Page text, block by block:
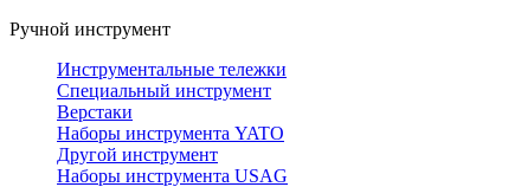
Ручной инструмент
Инструментальные тележки
Специальный инструмент
Верстаки
Наборы инструмента YATO
Другой инструмент
Наборы инструмента USAG